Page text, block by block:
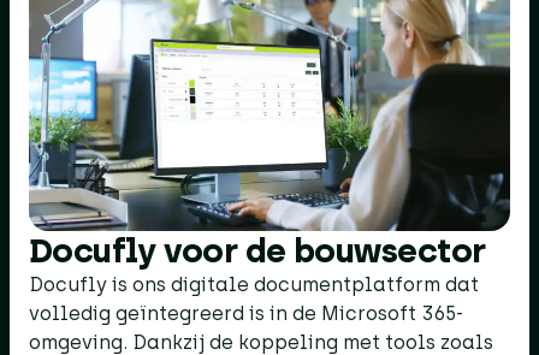
Docufly voor de bouwsector
Docufly is ons digitale documentplatform dat
volledig geïntegreerd is in de Microsoft 365-
omgeving. Dankzij de koppeling met tools zoals